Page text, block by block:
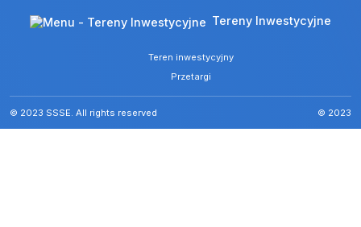
Tereny Inwestycyjne
Teren inwestycyjny
Przetargi
© 2023 SSSE. All rights reserved © 2023